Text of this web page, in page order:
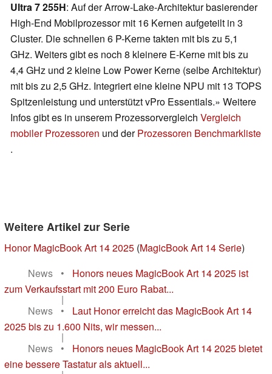
Ultra 7 255H: Auf der Arrow-Lake-Architektur basierender
High-End Mobilprozessor mit 16 Kernen aufgeteilt in 3
Cluster. Die schnellen 6 P-Kerne takten mit bis zu 5,1
GHz. Weiters gibt es noch 8 kleinere E-Kerne mit bis zu
4,4 GHz und 2 kleine Low Power Kerne (selbe Architektur)
mit bis zu 2,5 GHz. Integriert eine kleine NPU mit 13 TOPS
Spitzenleistung und unterstützt vPro Essentials.» Weitere
Infos gibt es in unserem Prozessorvergleich Vergleich
mobiler Prozessoren und derProzessoren Benchmarkliste
.
Weitere Artikel zur Serie
Honor MagicBook Art 14 2025 (MagicBook Art 14 Serie)
News
•
Honors neues MagicBook Art 14 2025 ist
zum Verkaufsstart mit 200 Euro Rabat...
|
News
•
Laut Honor erreicht das MagicBook Art 14
2025 bis zu 1.600 Nits, wir messen...
|
News
•
Honors neues MagicBook Art 14 2025 bietet
eine bessere Tastatur als aktuell...